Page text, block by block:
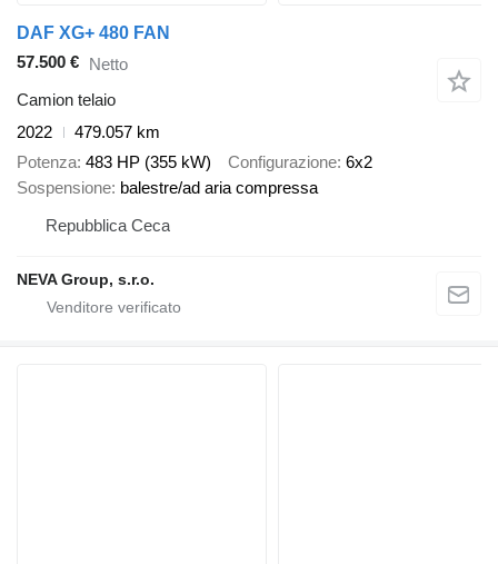
DAF XG+ 480 FAN
57.500 € Netto
Camion telaio
2022
479.057 km
Potenza 483 HP (355 kW) Configurazione 6x2
Sospensione balestre/ad aria compressa
Repubblica Ceca
NEVA Group, s.r.o.